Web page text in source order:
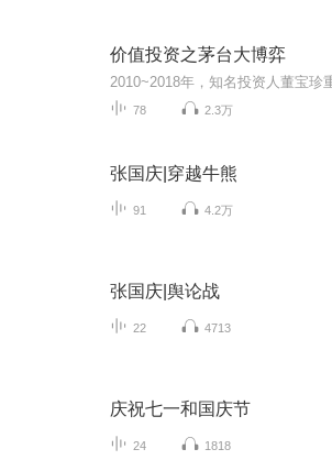
价值投资之茅台大博弈
78 2.3万
张国庆|穿越牛熊
91 4.2万
张国庆|舆论战
22 4713
庆祝七一和国庆节
24 1818